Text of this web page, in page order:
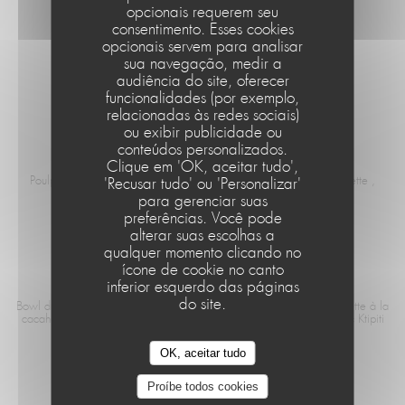
opcionais requerem seu
consentimento. Esses cookies
opcionais servem para analisar
sua navegação, medir a
audiência do site, oferecer
funcionalidades (por exemplo,
relacionadas às redes sociais)
ou exibir publicidade ou
conteúdos personalizados.
Clique em 'OK, aceitar tudo',
'Recusar tudo' ou 'Personalizar'
para gerenciar suas
preferências. Você pode
alterar suas escolhas a
qualquer momento clicando no
ícone de cookie no canto
inferior esquerdo das páginas
do site.
OK, aceitar tudo
Proíbe todos cookies
MENU ENFANT
Steak haché et frite ou Fish and chips Boisson et Glace
12,00 EUR
POULPE
Poulpe grillé, purée de coco au sésame , sauce chimichurri , roquette ,
légume de la ferme
21,50 EUR
BOWL DU CAFÉ
Bowl du café Tataki de thon , algues Wakamé/fève , sauce Vinaigrette à la
cacahuètes, mangue , riz sushi , tomate Version Végétarienne : avec Ktipiti
19,50 EUR
Le Café de la Plage